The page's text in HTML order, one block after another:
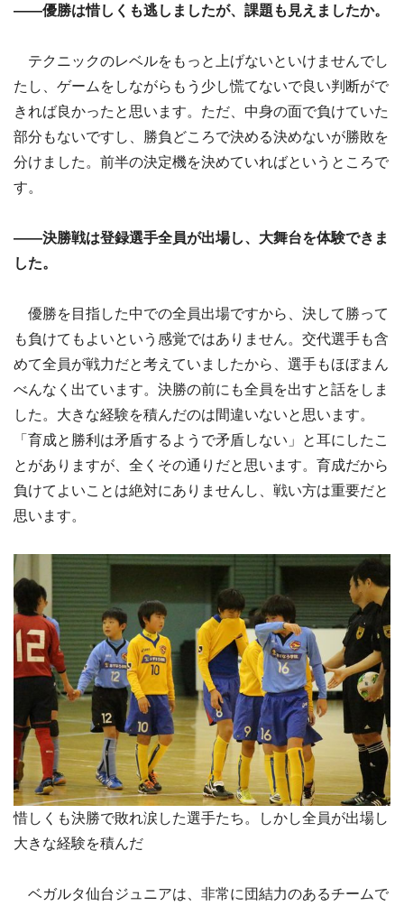
――優勝は惜しくも逃しましたが、課題も見えましたか。
テクニックのレベルをもっと上げないといけませんでし
たし、ゲームをしながらもう少し慌てないで良い判断がで
きれば良かったと思います。ただ、中身の面で負けていた
部分もないですし、勝負どころで決める決めないが勝敗を
分けました。前半の決定機を決めていればというところで
す。
――決勝戦は登録選手全員が出場し、大舞台を体験できま
した。
優勝を目指した中での全員出場ですから、決して勝って
も負けてもよいという感覚ではありません。交代選手も含
めて全員が戦力だと考えていましたから、選手もほぼまん
べんなく出ています。決勝の前にも全員を出すと話をしま
した。大きな経験を積んだのは間違いないと思います。
「育成と勝利は矛盾するようで矛盾しない」と耳にしたこ
とがありますが、全くその通りだと思います。育成だから
負けてよいことは絶対にありませんし、戦い方は重要だと
思います。
惜しくも決勝で敗れ涙した選手たち。しかし全員が出場し
大きな経験を積んだ
ベガルタ仙台ジュニアは、非常に団結力のあるチームで